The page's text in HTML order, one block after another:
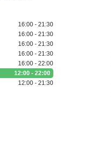
16:00 - 21:30
16:00 - 21:30
16:00 - 21:30
16:00 - 21:30
16:00 - 22:00
12:00 - 22:00
12:00 - 21:30